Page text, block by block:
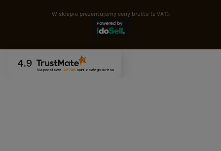
W sklepie prezentujemy ceny brutto (z VAT).
4.9
Na podstawie 29 748 opinii z całego okresu